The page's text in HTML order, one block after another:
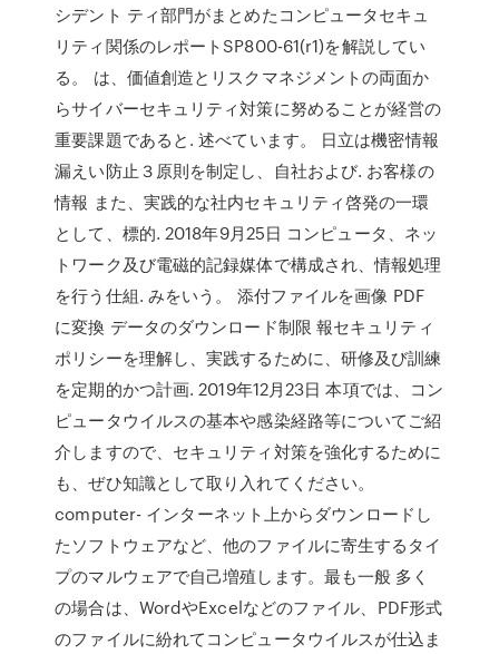
シデント ティ部門がまとめたコンピュータセキュ
リティ関係のレポートSP800-61(r1)を解説してい
る。 は、価値創造とリスクマネジメントの両面か
らサイバーセキュリティ対策に努めることが経営の
重要課題であると. 述べています。 日立は機密情報
漏えい防止３原則を制定し、自社および. お客様の
情報 また、実践的な社内セキュリティ啓発の一環
として、標的. 2018年9月25日 コンピュータ、ネッ
トワーク及び電磁的記録媒体で構成され、情報処理
を行う仕組. みをいう。 添付ファイルを画像 PDF
に変換 データのダウンロード制限 報セキュリティ
ポリシーを理解し、実践するために、研修及び訓練
を定期的かつ計画. 2019年12月23日 本項では、コン
ピュータウイルスの基本や感染経路等についてご紹
介しますので、セキュリティ対策を強化するために
も、ぜひ知識として取り入れてください。
computer- インターネット上からダウンロードし
たソフトウェアなど、他のファイルに寄生するタイ
プのマルウェアで自己増殖します。最も一般 多く
の場合は、WordやExcelなどのファイル、PDF形式
のファイルに紛れてコンピュータウイルスが仕込ま